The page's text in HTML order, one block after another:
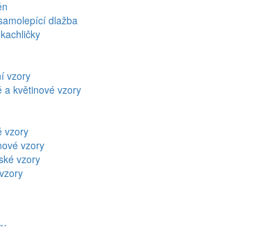
dlažba
vzory
a květinové vzory
vzory
vzory
vzory